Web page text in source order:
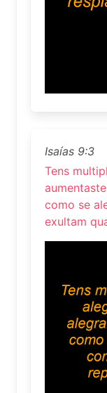
Isaías 9:3
Tens
como se
exultam